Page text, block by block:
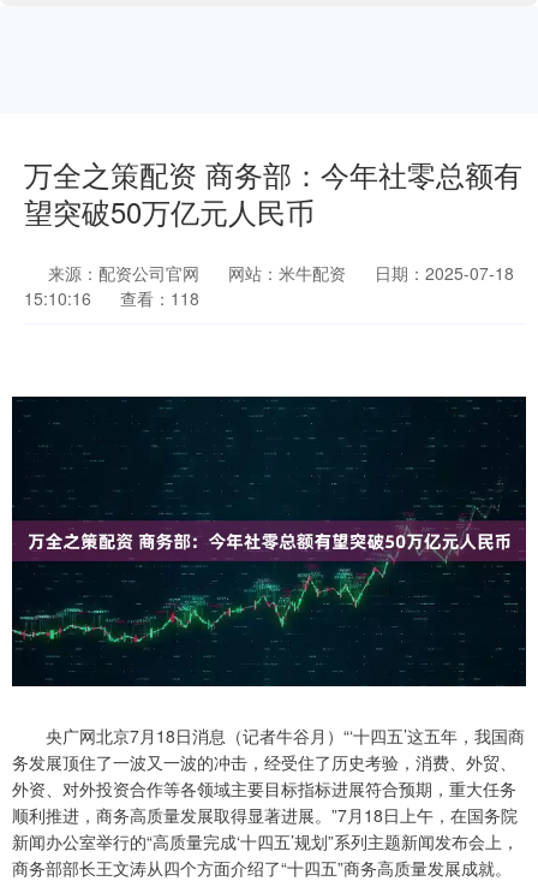
万全之策配资 商务部：今年社零总额有
望突破50万亿元人民币
来源：配资公司官网 网站：米牛配资
日期：2025-07-18
15:10:16
查看：118
央广网北京7月18日消息（记者牛谷月）“‘十四五’这五年，我国商
务发展顶住了一波又一波的冲击，经受住了历史考验，消费、外贸、
外资、对外投资合作等各领域主要目标指标进展符合预期，重大任务
顺利推进，商务高质量发展取得显著进展。”7月18日上午，在国务院
新闻办公室举行的“高质量完成‘十四五’规划”系列主题新闻发布会上，
商务部部长王文涛从四个方面介绍了“十四五”商务高质量发展成就。